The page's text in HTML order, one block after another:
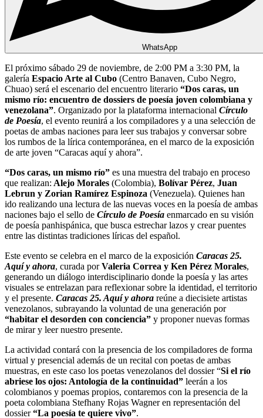
WhatsApp
El próximo sábado 29 de noviembre, de 2:00 PM a 3:30 PM, la
galería Espacio Arte al Cubo (Centro Banaven, Cubo Negro,
Chuao) será el escenario del encuentro literario “Dos caras, un
mismo río: encuentro de dossiers de poesía joven colombiana y
venezolana”. Organizado por la plataforma internacional Círculo
de Poesía, el evento reunirá a los compiladores y a una selección de
poetas de ambas naciones para leer sus trabajos y conversar sobre
los rumbos de la lírica contemporánea, en el marco de la exposición
de arte joven “Caracas aquí y ahora”.
“Dos caras, un mismo río” es una muestra del trabajo en proceso
que realizan: Alejo Morales (Colombia), Bolívar Pérez, Juan
Lebrun y Zorian Ramírez Espinoza (Venezuela). Quienes han
ido realizando una lectura de las nuevas voces en la poesía de ambas
naciones bajo el sello de Círculo de Poesía enmarcado en su visión
de poesía panhispánica, que busca estrechar lazos y crear puentes
entre las distintas tradiciones líricas del español.
Este evento se celebra en el marco de la exposición Caracas 25.
Aquí y ahora, curada porValeria Correa y Ken Pérez Morales,
generando un diálogo interdisciplinario donde la poesía y las artes
visuales se entrelazan para reflexionar sobre la identidad, el territorio
y el presente. Caracas 25. Aquí y ahora reúne a diecisiete artistas
venezolanos, subrayando la voluntad de una generación por
“habitar el desorden con conciencia” y proponer nuevas formas
de mirar y leer nuestro presente.
La actividad contará con la presencia de los compiladores de forma
virtual y presencial además de un recital con poetas de ambas
muestras, en este caso los poetas venezolanos del dossier “Si el río
abriese los ojos: Antología de la continuidad” leerán a los
colombianos y poemas propios, contaremos con la presencia de la
poeta colombiana Stefhany Rojas Wagner en representación del
dossier“La poesía te quiere vivo”.